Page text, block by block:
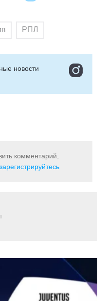
РПЛ
новости
комментарий,
зарегистрируйтесь